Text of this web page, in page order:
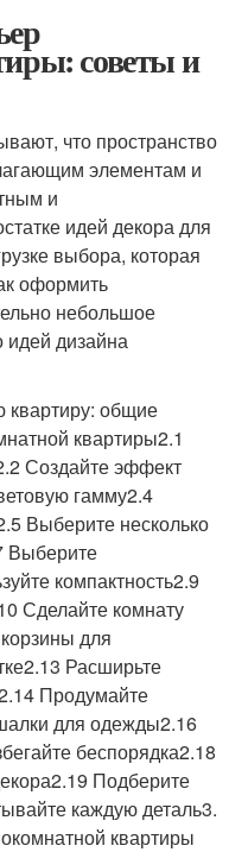
советы и
что пространство
элементам и
и
идей декора для
выбора, которая
оформить
небольшое
идей дизайна
квартиру: общие
квартиры2.1
Создайте эффект
гамму2.4
Выберите несколько
Выберите
компактность2.9
Сделайте комнату
для
Расширьте
Продумайте
для одежды2.16
беспорядка2.18
Подберите
каждую деталь3.
квартиры